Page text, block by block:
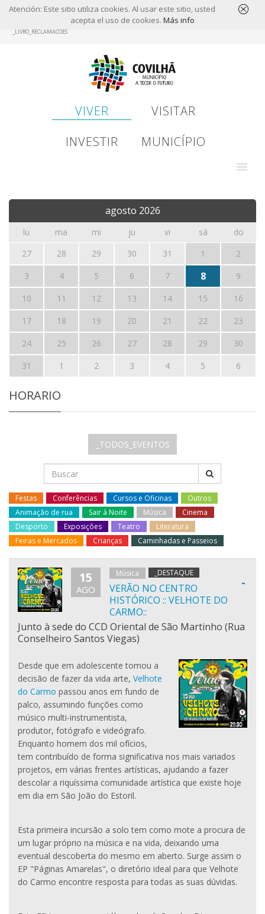
Atención: Este sitio utiliza cookies. Al usar este sitio, usted
acepta el uso de cookies. Más info
_LIVRO_RECLAMACOES
VIVER
VISITAR
INVESTIR
MUNICÍPIO
agosto 2026
lu ma mi ju vi sá
do
27
28 29 30 31 1
2
3
4 5 6 7 8
9
10
11 12 13 14 15
16
17
18 19 20 21 22
23
24
25 26 27 28 29
30
31
1 2 3 4 5 6
HORARIO
_TODOS_EVENTOS
Festas Conferências Cursos e Oficinas
Outros
Animação de rua
Sair à Noite Música
Cinema
Desporto
Exposições Teatro
Literatura
Feiras e Mercados
Crianças Caminhadas e Passeios
-
15
AGO
Música _DESTAQUE
VERÃO NO CENTRO
HISTÓRICO :: VELHOTE DO
CARMO::
Junto à sede do CCD Oriental de São Martinho (Rua
Conselheiro Santos Viegas)
Desde que em adolescente tomou a
decisão de fazer da vida arte, Velhote
do Carmo passou anos em fundo de
palco, assumindo funções como
músico multi-instrumentista,
produtor, fotógrafo e videógrafo.
Enquanto homem dos mil ofícios,
tem contribuído de forma significativa nos mais variados
projetos, em várias frentes artísticas, ajudando a fazer
descolar a riquíssima comunidade artística que existe hoje
em dia em São João do Estoril.
Esta primeira incursão a solo tem como mote a procura de
um lugar próprio na música e na vida, deixando uma
eventual descoberta do mesmo em aberto. Surge assim o
EP "Páginas Amarelas", o diretório ideal para que Velhote
do Carmo encontre resposta para todas as suas dúvidas.